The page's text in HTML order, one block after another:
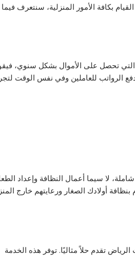
بكافة الأمور المنزلية، سنتعرف
تحصل على الأموال بشكل سنوي،
الرواتب للعاملين وفي نفس الوقت
لا سيما أعمال النظافة وإعداد
أولادك الصغار ورعايتهم خارج
تقدم حلاً مثاليًا. توفر هذه الخدمة